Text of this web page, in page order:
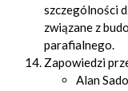
szczególności
związane z
parafialnego.
Zapowiedzi
Alan